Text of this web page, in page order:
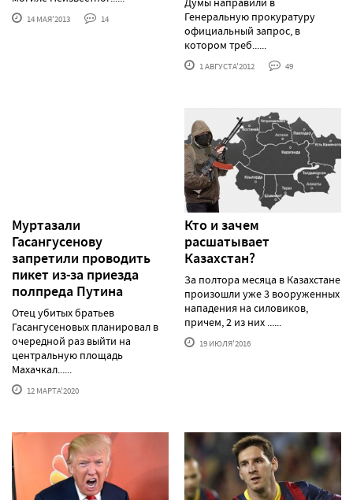
14 МАЯ'2013 14
Генеральную прокуратуру
официальный запрос, в
котором треб......
1 АВГУСТА'2012 49
Муртазали
Гасангусенову
запретили проводить
пикет из-за приезда
полпреда Путина
Отец убитых братьев
Гасангусеновых планировал в
очередной раз выйти на
центральную площадь
Махачкал......
12 МАРТА'2020
Кто и зачем
расшатывает
Казахстан?
За полтора месяца в Казахстане
произошли уже 3 вооруженных
нападения на силовиков,
причем, 2 из них ......
19 ИЮЛЯ'2016